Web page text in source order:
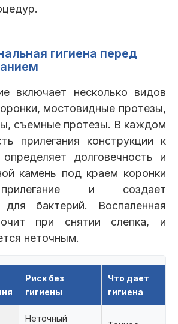
гигиена перед
включает несколько видов
мостовидные протезы,
съемные протезы. В каждом
прилегания конструкции к
долговечность и
камень под краем коронки
и создает
для бактерий. Воспаленная
при снятии слепка, и
неточным.
Риск без
гигиены
Что дает
гигиена
Неточный